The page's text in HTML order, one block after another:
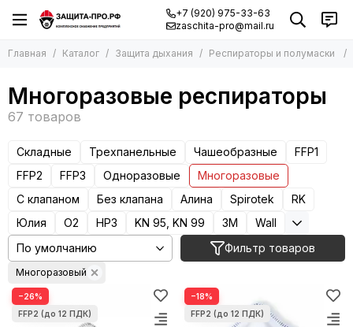
+7 (920) 975-33-63
zaschita-pro@mail.ru
Главная Каталог Защита дыхания Респираторы и полумаски
Многоразовые респираторы
Складные Трехпанельные Чашеобразные
FFP1
FFP2
FFP3 Одноразовые
Многоразовые
С клапаном
Без клапана Алина Spirotek
RK
Юлия
О2 НРЗ KN 95, KN 99 3М
Wall
Фильтр товаров
Многоразовый
−26% −18%